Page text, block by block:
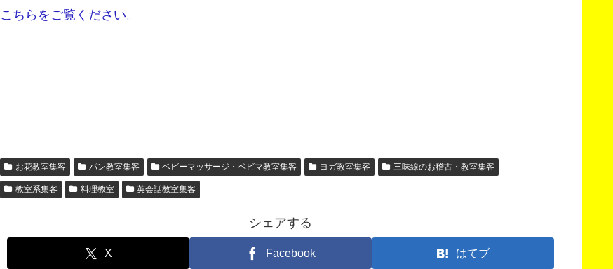
こちらをご覧ください。
お花教室集客 パン教室集客 ベビーマッサージ・ベビマ教室集客 ヨガ教室集客 三味線のお稽古・教室集客
教室系集客 料理教室 英会話教室集客
シェアする
X Facebook はてブ